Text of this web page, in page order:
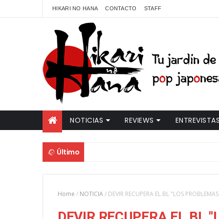
HIKARI NO HANA CONTACTO STAFF
NOTICIAS REVIEWS
Último
Home / NOTICIA/ DEVIR RECUPERA EL BL "LOS